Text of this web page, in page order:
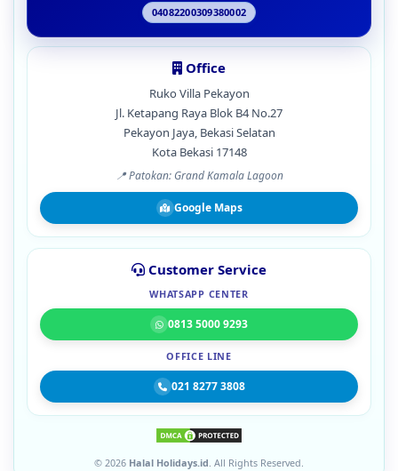
04082200309380002
Office
Ruko Villa Pekayon
Jl. Ketapang Raya Blok B4 No.27
Pekayon Jaya, Bekasi Selatan
Kota Bekasi 17148
📍 Patokan: Grand Kamala Lagoon
Google Maps
Customer Service
WHATSAPP CENTER
0813 5000 9293
OFFICE LINE
021 8277 3808
© 2026 Halal Holidays.id. All Rights Reserved.